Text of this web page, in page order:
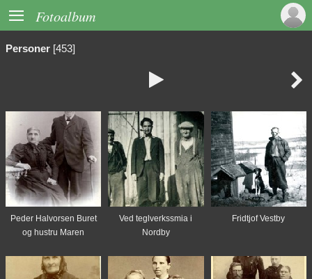
 Fotoalbum
Personer [453]
 
Peder Halvorsen Buret
og hustru Maren
Ved teglverkssmia i
Nordby
Fridtjof Vestby